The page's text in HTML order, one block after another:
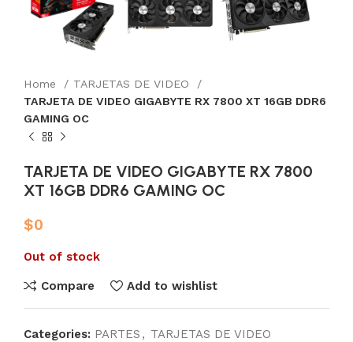
Home
TARJETAS DE VIDEO
TARJETA DE VIDEO GIGABYTE RX 7800 XT 16GB DDR6
GAMING OC
TARJETA DE VIDEO GIGABYTE RX 7800
XT 16GB DDR6 GAMING OC
$0
Out of stock
Compare Add to wishlist
Categories: PARTES , TARJETAS DE VIDEO